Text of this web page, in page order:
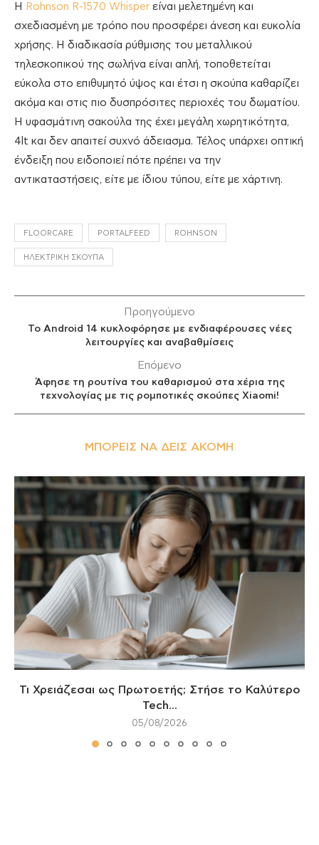
Η Rohnson R-1570 Whisper είναι μελετημένη και
σχεδιασμένη με τρόπο που προσφέρει άνεση και ευκολία
χρήσης. Η διαδικασία ρύθμισης του μεταλλικού
τηλεσκοπικού της σωλήνα είναι απλή, τοποθετείται
εύκολα στο επιθυμητό ύψος και έτσι η σκούπα καθαρίζει
ακόμα και στις πιο δυσπρόσιτες περιοχές του δωματίου.
Η υφασμάτινη σακούλα της έχει μεγάλη χωρητικότητα,
4lt και δεν απαιτεί συχνό άδειασμα. Τέλος υπάρχει οπτική
ένδειξη που ειδοποιεί πότε πρέπει να την
αντικαταστήσεις, είτε με ίδιου τύπου, είτε με χάρτινη.
FLOORCARE PORTALFEED ROHNSON
ΗΛΕΚΤΡΙΚΉ ΣΚΟΎΠΑ
Προηγούμενο
Το Android 14 κυκλοφόρησε με ενδιαφέρουσες νέες
λειτουργίες και αναβαθμίσεις
Επόμενο
Άφησε τη ρουτίνα του καθαρισμού στα χέρια της
τεχνολογίας με τις ρομποτικές σκούπες Xiaomi!
ΜΠΟΡΕΊΣ ΝΑ ΔΕΙΣ ΑΚΌΜΗ
Τι Χρειάζεσαι ως Πρωτοετής; Στήσε το Καλύτερο
Tech...
05/08/2026